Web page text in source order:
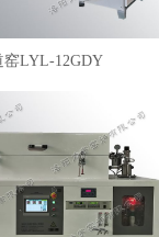
窑LYL-12GDY